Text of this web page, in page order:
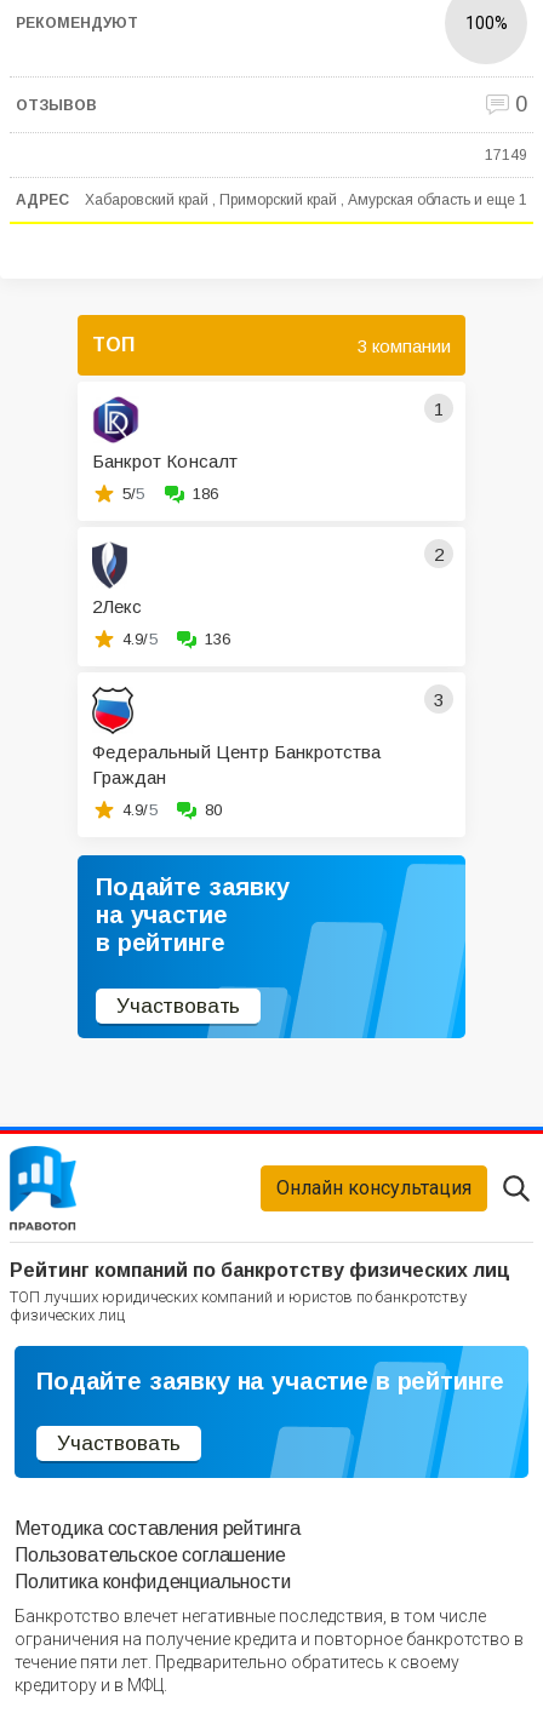
100%
0
17149
Хабаровский край , Приморский край , Амурская область и еще 1
ТОП 3 компании
1
Банкрот Консалт
5/5 186
2
2Лекс
4.9/5 136
3
Федеральный Центр Банкротства
Граждан
4.9/5 80
Подайте заявку
на участие
в рейтинге
Участвовать
Рейтинг компаний по банкротству физических лиц
ТОП лучших юридических компаний и юристов по банкротству
физических лиц
Онлайн консультация
Подайте заявку на участие в рейтинге
Участвовать
Методика составления рейтинга
Пользовательское соглашение
Политика конфиденциальности
Банкротство влечет негативные последствия, в том числе
ограничения на получение кредита и повторное банкротство в
течение пяти лет. Предварительно обратитесь к своему
кредитору и в МФЦ.